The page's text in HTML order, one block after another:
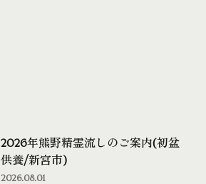
2026年熊野精霊流しのご案内(初盆
供養/新宮市)
2026.08.01